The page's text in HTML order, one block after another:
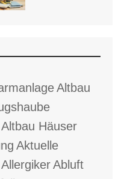
Altbau
Altbau Häuser
Aktuelle
AllergikerAbluft